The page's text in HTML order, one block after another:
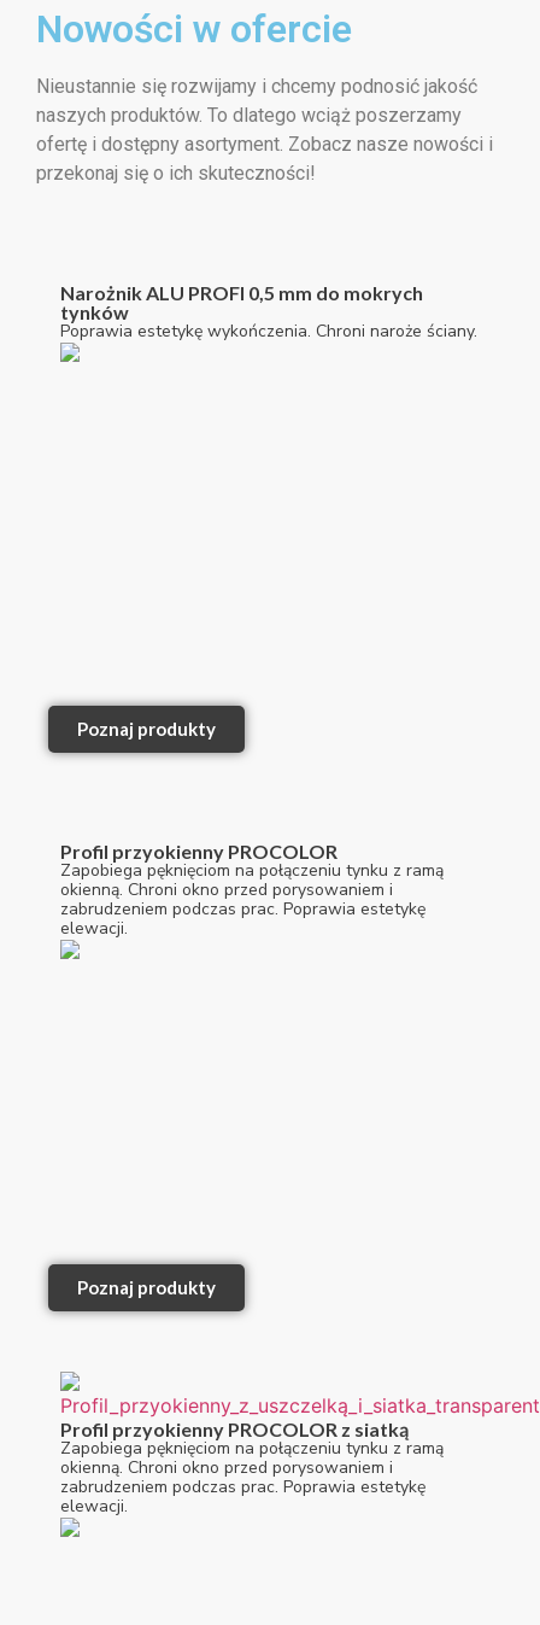
Nowości w ofercie
Nieustannie się rozwijamy i chcemy podnosić jakość
naszych produktów. To dlatego wciąż poszerzamy
ofertę i dostępny asortyment. Zobacz nasze nowości i
przekonaj się o ich skuteczności!
Narożnik ALU PROFI 0,5 mm do mokrych
tynków
Poprawia estetykę wykończenia. Chroni naroże ściany.
Poznaj produkty
Profil przyokienny PROCOLOR
Zapobiega pęknięciom na połączeniu tynku z ramą
okienną. Chroni okno przed porysowaniem i
zabrudzeniem podczas prac. Poprawia estetykę
elewacji.
Poznaj produkty
Profil przyokienny PROCOLOR z siatką
Zapobiega pęknięciom na połączeniu tynku z ramą
okienną. Chroni okno przed porysowaniem i
zabrudzeniem podczas prac. Poprawia estetykę
elewacji.